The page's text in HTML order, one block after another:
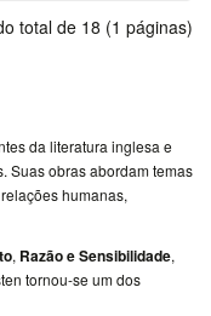
total de 18 (1 páginas)
da literatura inglesa e
Suas obras abordam temas
humanas,
, Razão e Sensibilidade,
tornou-se um dos